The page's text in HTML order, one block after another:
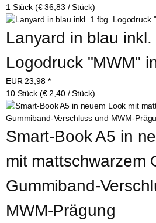
1 Stück (€ 36,83 / Stück)
Lanyard in blau inkl.
Logodruck "MWM"
EUR 23,98 *
10 Stück (€ 2,40 / Stück)
Smart-Book A5 in
mit mattschwarzem
Gummiband-
MWM-Prägung